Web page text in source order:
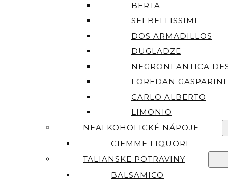
BERTA
SEI BELLISSIMI
DOS ARMADILLOS
DUGLADZE
NEGRONI ANTICA
LOREDAN GASPARINI
CARLO ALBERTO
LIMONIO
NEALKOHOLICKÉ NÁPOJE
CIEMME LIQUORI
TALIANSKE POTRAVINY
BALSAMICO